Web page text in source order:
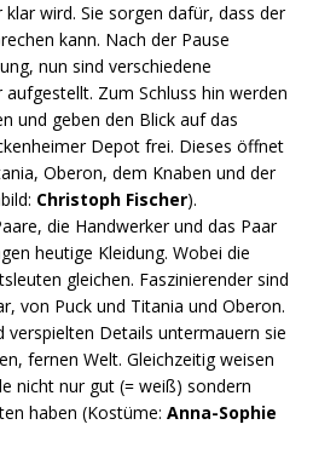
wird. Sie sorgen dafür, dass der
kann. Nach der Pause
nun sind verschiedene
Zum Schluss hin werden
und geben den Blick auf das
Depot frei. Dieses öffnet
Oberon, dem Knaben und der
Christoph Fischer).
die Handwerker und das Paar
heutige Kleidung. Wobei die
gleichen. Faszinierender sind
von Puck und Titania und Oberon.
verspielten Details untermauern sie
fernen Welt. Gleichzeitig weisen
nicht nur gut (= weiß) sondern
haben (Kostüme: Anna-Sophie